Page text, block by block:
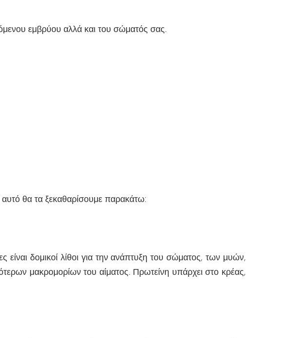
εμβρύου αλλά και του σώματός σας.
αυτό θα τα ξεκαθαρίσουμε παρακάτω:
είναι δομικοί λίθοι για την ανάπτυξη του σώματος, των μυών,
μακρομορίων του αίματος. Πρωτείνη υπάρχει στο κρέας,